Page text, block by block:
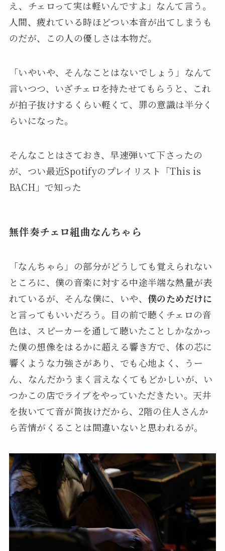
え、チェロって実は軽いんですよ」なんて言う。
人間、疲れている時ほどつい本音が出てしまうも
のだが、この人の優しさは本物だ。
「いやいや、そんなことはないでしょう」なんて
言いつつ、いざチェロを持たせてもらうと、これ
が拍子抜けするくらい軽くて、罪の意識は半分く
らいになった。
そんなことはさておき、早速弾いて下さったの
が、つい最近Spotifyのプレイリスト「This is
BACH」で知った
無伴奏チェロ組曲なんちゃら
「なんちゃら」の部分がどうしても覚えられない
ところに、僕の音楽に対する中途半端な熱量が表
れているが、そんな僕に、いや、 僕のためだけに
と言ってもいいだろう。目の前で聴くチェロの音
色は、スピーカーを通して聴いたことしかなかっ
た僕の想像をはるかに超える響き方で、体の芯に
響くような力強さがあり、でも心地よく、うー
ん、なんだかうまく言えなくてもどかしいが、い
つかこの店でライブをやっていただきたい。天井
を抜いてて音が筒抜けだから、2階の住人さんか
ら苦情がくることは間違いないと思われるが。